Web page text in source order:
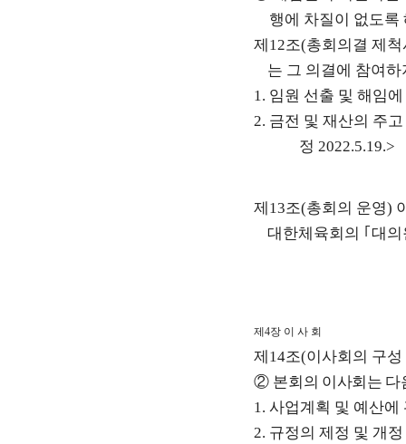
행에 차질이 없도록
제 12조(총회의결 제
는 그 의결에 참여
1. 임원 선출 및 해임
2. 금전 및 재산의 주
정 2022.5.19.>
제 13조(총회의 운영)
대한체육회의 ｢대의
제 4장 이 사 회
제 14조(이사회의 구성
② 본회 의 이사회는 다
1. 사업계획 및 예산에
2. 규정의 제정 및 개정